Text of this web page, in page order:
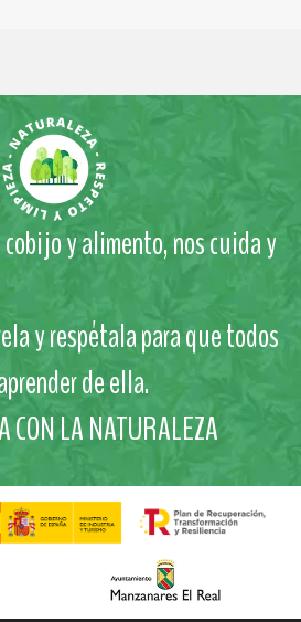
y alimento, nos cuida y
y respétala para que todos
de ella.
CON LA NATURALEZA